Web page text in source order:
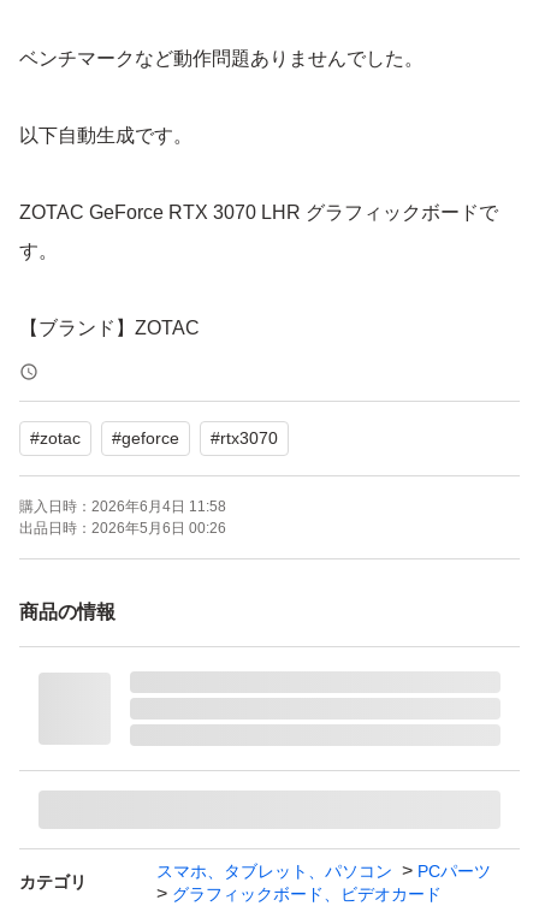
ベンチマークなど動作問題ありませんでした。
以下自動生成です。
ZOTAC GeForce RTX 3070 LHR グラフィックボードで
す。
【ブランド】ZOTAC
【チップ】GeForce RTX 3070
【メモリ】8GB GDDR6
よろしくお願いいたします。
--
ZOTAC GAMING GeForce RTX 3070 Twin Edge OC LHR
グラフィックスカード 8GB GDDR6
#zotac #geforce #rtx3070
購入日時： 2026年6月4日 11:58
出品日時： 2026年5月6日 00:26
商品の情報
カテゴリ
スマホ、タブレット、パソコン
PCパーツ
グラフィックボード、ビデオカード